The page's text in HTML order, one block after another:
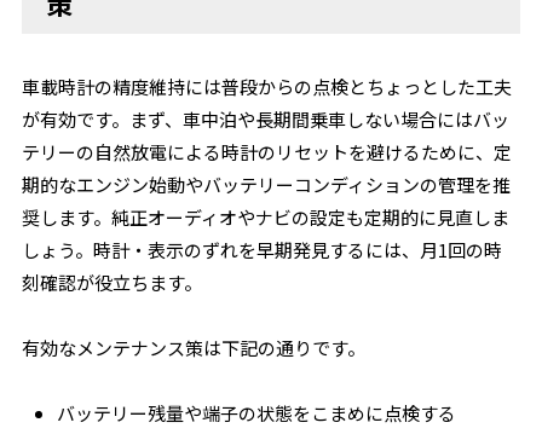
車載時計の精度維持には普段からの点検とちょっとした工夫
が有効です。まず、車中泊や長期間乗車しない場合にはバッ
テリーの自然放電による時計のリセットを避けるために、定
期的なエンジン始動やバッテリーコンディションの管理を推
奨します。純正オーディオやナビの設定も定期的に見直しま
しょう。時計・表示のずれを早期発見するには、月1回の時
刻確認が役立ちます。
有効なメンテナンス策は下記の通りです。
バッテリー残量や端子の状態をこまめに点検する